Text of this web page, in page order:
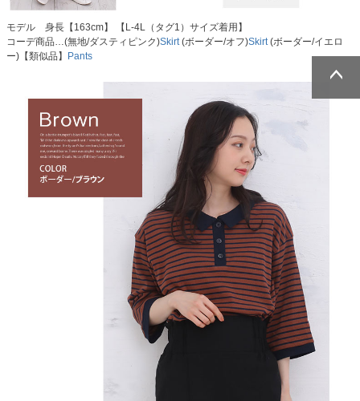
モデル 身長【163cm】 【L-4L（タグ1）サイズ着用】
コーデ商品…(無地/ダスティピンク)Skirt(ボーダー/オフ)Skirt(ボーダー/イエロ
ー)【類似品】
Pants